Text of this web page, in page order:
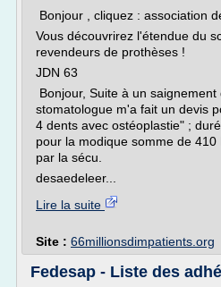
Bonjour , cliquez : association
Vous découvrirez l'étendue du
revendeurs de prothèses !
JDN 63
Bonjour, Suite à un
stomatologue m'a fait un devis
4 dents avec ostéoplastie" ;
pour la modique somme de
par la sécu.
desaedeleer...
Lire la suite
Site : 66millionsdimpatients.org
Fedesap - Liste des